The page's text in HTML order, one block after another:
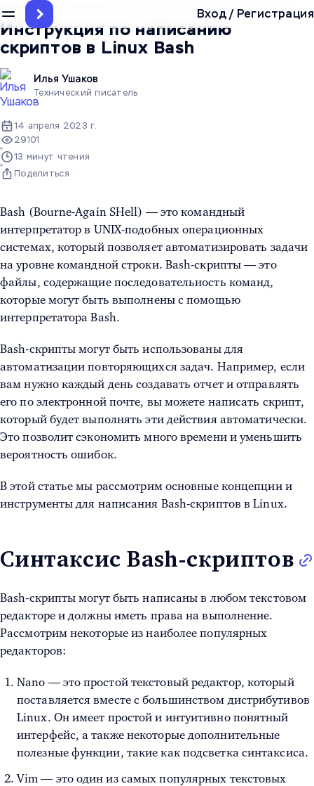
Вход/ Регистрация
Главная Инструкции
Инструкция по написанию
скриптов в Linux Bash
Илья Ушаков
Технический писатель
14 апреля 2023 г.
29101
13 минут чтения
Поделиться
Bash (Bourne-Again SHell) — это командный
интерпретатор в UNIX-подобных операционных
системах, который позволяет автоматизировать задачи
на уровне командной строки. Bash-скрипты — это
файлы, содержащие последовательность команд,
которые могут быть выполнены с помощью
интерпретатора Bash.
Bash-скрипты могут быть использованы для
автоматизации повторяющихся задач. Например, если
вам нужно каждый день создавать отчет и отправлять
его по электронной почте, вы можете написать скрипт,
который будет выполнять эти действия автоматически.
Это позволит сэкономить много времени и уменьшить
вероятность ошибок.
В этой статье мы рассмотрим основные концепции и
инструменты для написания Bash-скриптов в Linux.
Синтаксис Bash-скриптов
Bash-скрипты могут быть написаны в любом текстовом
редакторе и должны иметь права на выполнение.
Рассмотрим некоторые из наиболее популярных
редакторов:
Nano — это простой текстовый редактор, который
поставляется вместе с большинством дистрибутивов
Linux. Он имеет простой и интуитивно понятный
интерфейс, а также некоторые дополнительные
полезные функции, такие как подсветка синтаксиса.
Vim — это один из самых популярных текстовых